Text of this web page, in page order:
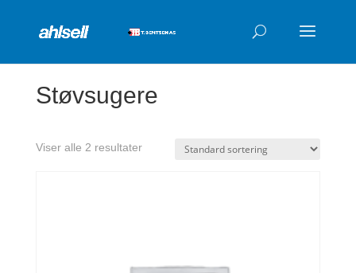
Støvsugere
Viser alle 2 resultater